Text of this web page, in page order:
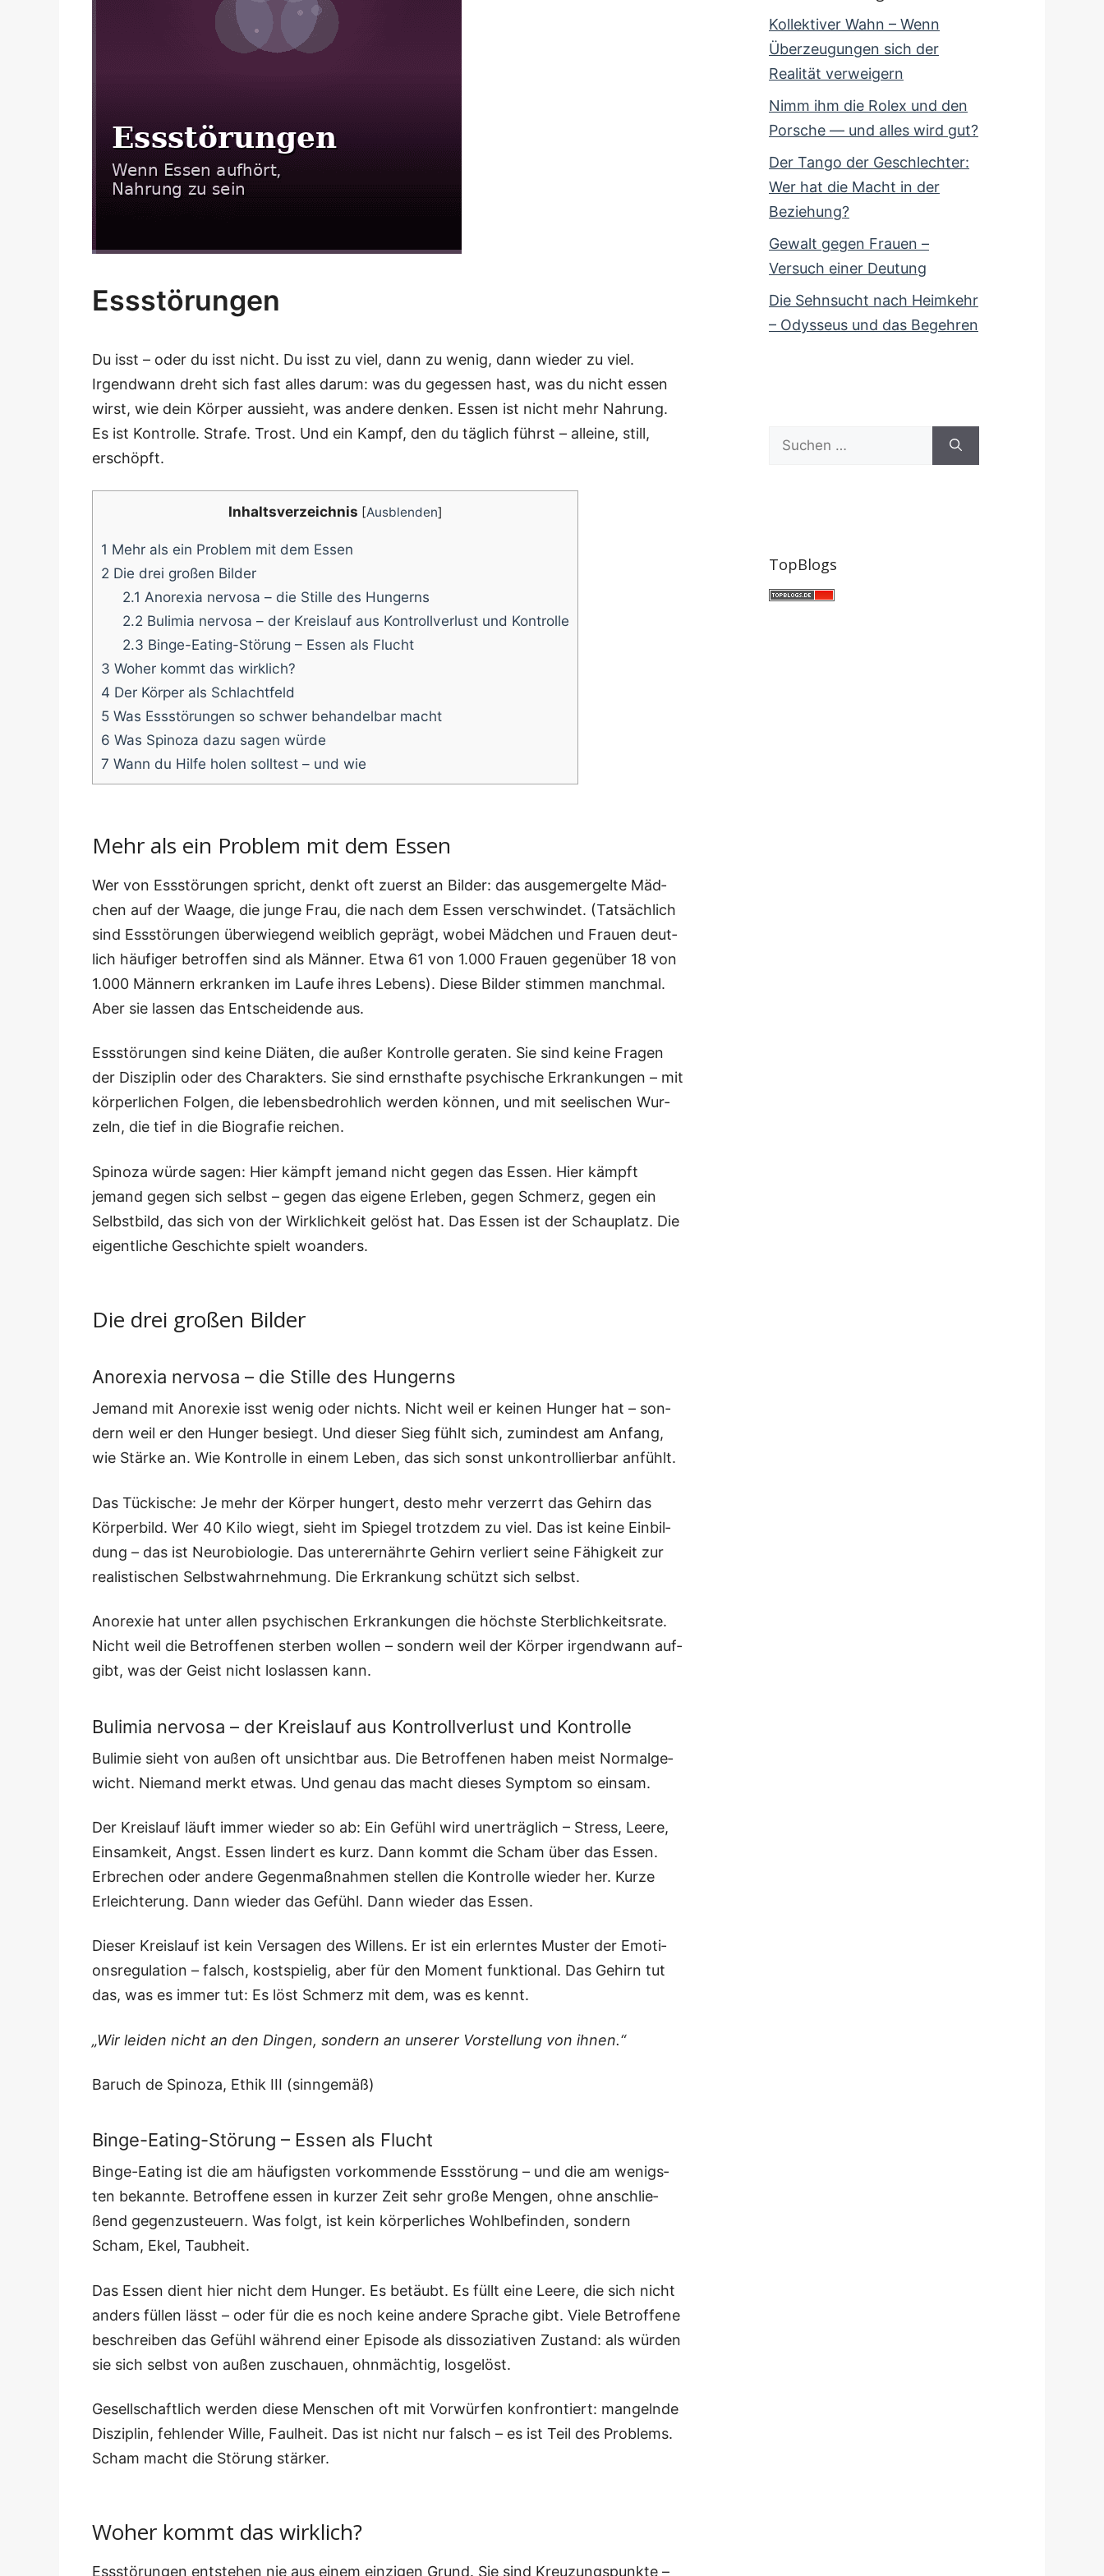
Essstörungen
Du isst – oder du isst nicht. Du isst zu viel, dann zu wenig, dann wie­der zu viel.
Irgend­wann dreht sich fast alles dar­um: was du geges­sen hast, was du nicht essen
wirst, wie dein Kör­per aus­sieht, was ande­re den­ken. Essen ist nicht mehr Nah­rung.
Es ist Kon­trol­le. Stra­fe. Trost. Und ein Kampf, den du täg­lich führst – allei­ne, still,
erschöpft.
Inhalts­ver­zeich­nis [Ausblenden]
1 Mehr als ein Pro­blem mit dem Essen
2 Die drei gro­ßen Bilder
2.1 Anorexia ner­vo­sa – die Stil­le des Hungerns
2.2Buli­mia ner­vo­sa – der Kreis­lauf aus Kon­troll­ver­lust und Kontrolle
2.3 Bin­ge-Eating-Stö­rung – Essen als Flucht
3 Woher kommt das wirklich?
4 Der Kör­per als Schlachtfeld
5 Was Ess­stö­run­gen so schwer behan­del­bar macht
6 Was Spi­no­za dazu sagen würde
7 Wann du Hil­fe holen soll­test – und wie
Mehr als ein Problem mit dem Essen
Wer von Ess­stö­run­gen spricht, denkt oft zuerst an Bil­der: das aus­ge­mer­gel­te Mäd­
chen auf der Waa­ge, die jun­ge Frau, die nach dem Essen ver­schwin­det. (Tat­säch­lich
sind Ess­stö­run­gen über­wie­gend weib­lich geprägt, wobei Mäd­chen und Frau­en deut­
lich häu­fi­ger betrof­fen sind als Män­ner. Etwa 61 von 1.000 Frau­en gegen­über 18 von
1.000 Män­nern erkran­ken im Lau­fe ihres Lebens). Die­se Bil­der stim­men manch­mal.
Aber sie las­sen das Ent­schei­den­de aus.
Ess­stö­run­gen sind kei­ne Diä­ten, die außer Kon­trol­le gera­ten. Sie sind kei­ne Fra­gen
der Dis­zi­plin oder des Cha­rak­ters. Sie sind ernst­haf­te psy­chi­sche Erkran­kun­gen – mit
kör­per­li­chen Fol­gen, die lebens­be­droh­lich wer­den kön­nen, und mit see­li­schen Wur­
zeln, die tief in die Bio­gra­fie reichen.
Spi­no­za wür­de sagen: Hier kämpft jemand nicht gegen das Essen. Hier kämpft
jemand gegen sich selbst – gegen das eige­ne Erle­ben, gegen Schmerz, gegen ein
Selbst­bild, das sich von der Wirk­lich­keit gelöst hat. Das Essen ist der Schau­platz. Die
eigent­li­che Geschich­te spielt woanders.
Die drei großen Bilder
Anorexia nervosa – die Stille des Hungerns
Jemand mit Anore­xie isst wenig oder nichts. Nicht weil er kei­nen Hun­ger hat – son­
dern weil er den Hun­ger besiegt. Und die­ser Sieg fühlt sich, zumin­dest am Anfang,
wie Stär­ke an. Wie Kon­trol­le in einem Leben, das sich sonst unkon­trol­lier­bar anfühlt.
Das Tücki­sche: Je mehr der Kör­per hun­gert, des­to mehr ver­zerrt das Gehirn das
Kör­per­bild. Wer 40 Kilo wiegt, sieht im Spie­gel trotz­dem zu viel. Das ist kei­ne Ein­bil­
dung – das ist Neu­ro­bio­lo­gie. Das unter­ernähr­te Gehirn ver­liert sei­ne Fähig­keit zur
rea­lis­ti­schen Selbst­wahr­neh­mung. Die Erkran­kung schützt sich selbst.
Anore­xie hat unter allen psy­chi­schen Erkran­kun­gen die höchs­te Sterb­lich­keits­ra­te.
Nicht weil die Betrof­fe­nen ster­ben wol­len – son­dern weil der Kör­per irgend­wann auf­
gibt, was der Geist nicht los­las­sen kann.
Bulimia nervosa – der Kreislauf aus Kontrollverlust und Kontrolle
Buli­mie sieht von außen oft unsicht­bar aus. Die Betrof­fe­nen haben meist Nor­mal­ge­
wicht. Nie­mand merkt etwas. Und genau das macht die­ses Sym­ptom so einsam.
Der Kreis­lauf läuft immer wie­der so ab: Ein Gefühl wird uner­träg­lich – Stress, Lee­re,
Ein­sam­keit, Angst. Essen lin­dert es kurz. Dann kommt die Scham über das Essen.
Erbre­chen oder ande­re Gegen­maß­nah­men stel­len die Kon­trol­le wie­der her. Kur­ze
Erleich­te­rung. Dann wie­der das Gefühl. Dann wie­der das Essen.
Die­ser Kreis­lauf ist kein Ver­sa­gen des Wil­lens. Er ist ein erlern­tes Mus­ter der Emo­ti­
ons­re­gu­la­ti­on – falsch, kost­spie­lig, aber für den Moment funk­tio­nal. Das Gehirn tut
das, was es immer tut: Es löst Schmerz mit dem, was es kennt.
„Wir lei­den nicht an den Din­gen, son­dern an unse­rer Vor­stel­lung von ihnen.“
Baruch de Spi­no­za, Ethik III (sinn­ge­mäß)
Binge-Eating-Störung – Essen als Flucht
Bin­ge-Eating ist die am häu­figs­ten vor­kom­men­de Ess­stö­rung – und die am wenigs­
ten bekann­te. Betrof­fe­ne essen in kur­zer Zeit sehr gro­ße Men­gen, ohne anschlie­
ßend gegen­zu­steu­ern. Was folgt, ist kein kör­per­li­ches Wohl­be­fin­den, son­dern
Scham, Ekel, Taubheit.
Das Essen dient hier nicht dem Hun­ger. Es betäubt. Es füllt eine Lee­re, die sich nicht
anders fül­len lässt – oder für die es noch kei­ne ande­re Spra­che gibt. Vie­le Betrof­fe­ne
beschrei­ben das Gefühl wäh­rend einer Epi­so­de als dis­so­zia­ti­ven Zustand: als wür­den
sie sich selbst von außen zuschau­en, ohn­mäch­tig, losgelöst.
Gesell­schaft­lich wer­den die­se Men­schen oft mit Vor­wür­fen kon­fron­tiert: man­geln­de
Dis­zi­plin, feh­len­der Wil­le, Faul­heit. Das ist nicht nur falsch – es ist Teil des Pro­blems.
Scham macht die Stö­rung stärker.
Woher kommt das wirklich?
Ess­stö­run­gen ent­ste­hen nie aus einem ein­zi­gen Grund. Sie sind Kreu­zungs­punk­te –
Kollektiver Wahn – Wenn
Überzeugungen sich der
Realität verweigern
Nimm ihm die Rolex und den
Porsche — und alles wird gut?
Der Tango der Geschlechter:
Wer hat die Macht in der
Beziehung?
Gewalt gegen Frauen –
Versuch einer Deutung
Die Sehnsucht nach Heimkehr
– Odysseus und das Begehren
Suchen
TopBlogs